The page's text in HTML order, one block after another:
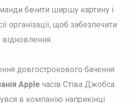
бачити ширшу картину і
організації, щоб забезпечити
довгострокового бачення
Apple часів Стіва Джобса.
в компанію наприкінці